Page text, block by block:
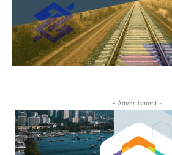
- Advertisment -